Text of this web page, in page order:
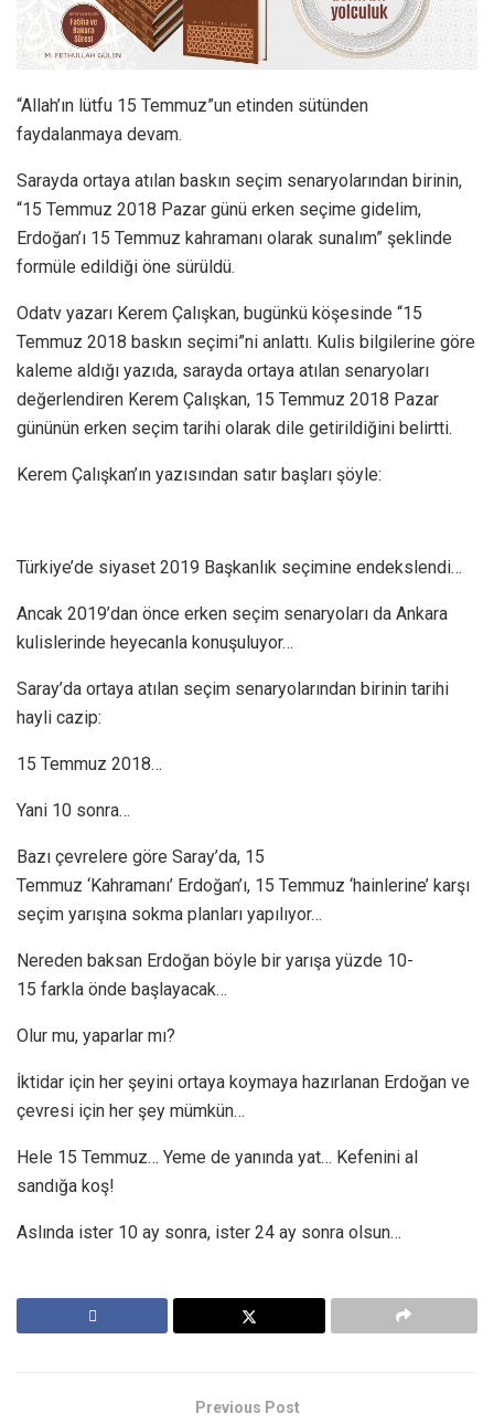
“Allah’ın lütfu 15 Temmuz”un etinden sütünden
faydalanmaya devam.
Sarayda ortaya atılan baskın seçim senaryolarından birinin,
“15 Temmuz 2018 Pazar günü erken seçime gidelim,
Erdoğan’ı 15 Temmuz kahramanı olarak sunalım” şeklinde
formüle edildiği öne sürüldü.
Odatv yazarı Kerem Çalışkan, bugünkü köşesinde “15
Temmuz 2018 baskın seçimi”ni anlattı. Kulis bilgilerine göre
kaleme aldığı yazıda, sarayda ortaya atılan senaryoları
değerlendiren Kerem Çalışkan, 15 Temmuz 2018 Pazar
gününün erken seçim tarihi olarak dile getirildiğini belirtti.
Kerem Çalışkan’ın yazısından satır başları şöyle:
Türkiye’de siyaset 2019 Başkanlık seçimine endekslendi…
Ancak 2019’dan önce erken seçim senaryoları da Ankara
kulislerinde heyecanla konuşuluyor…
Saray’da ortaya atılan seçim senaryolarından birinin tarihi
hayli cazip:
15 Temmuz 2018…
Yani 10 sonra…
Bazı çevrelere göre Saray’da, 15
Temmuz ‘Kahramanı’ Erdoğan’ı, 15 Temmuz ‘hainlerine’ karşı
seçim yarışına sokma planları yapılıyor…
Nereden baksan Erdoğan böyle bir yarışa yüzde 10-
15 farkla önde başlayacak…
Olur mu, yaparlar mı?
İktidar için her şeyini ortaya koymaya hazırlanan Erdoğan ve
çevresi için her şey mümkün…
Hele 15 Temmuz… Yeme de yanında yat… Kefenini al
sandığa koş!
Aslında ister 10 ay sonra, ister 24 ay sonra olsun…
Previous Post